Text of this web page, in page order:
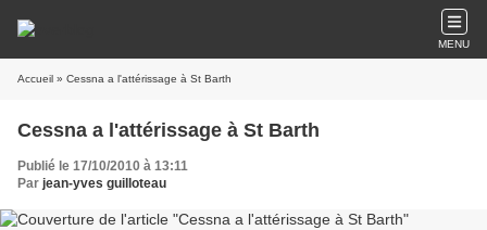
MENU
Accueil » Cessna a l'attérissage à St Barth
Cessna a l'attérissage à St Barth
Publié le 17/10/2010 à 13:11
Par jean-yves guilloteau